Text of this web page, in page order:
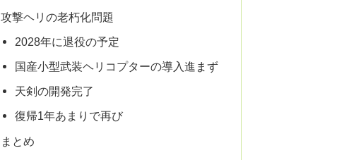
攻撃ヘリの老朽化問題
2028年に退役の予定
国産小型武装ヘリコプターの導入進まず
天剣の開発完了
復帰1年あまりで再び
まとめ